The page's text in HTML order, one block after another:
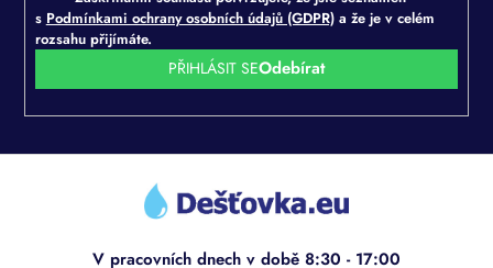
u
s Podmínkami ochrany osobních údajů (GDPR)a že je v celém
rozsahu přijímáte.
PŘIHLÁSIT SE
Z